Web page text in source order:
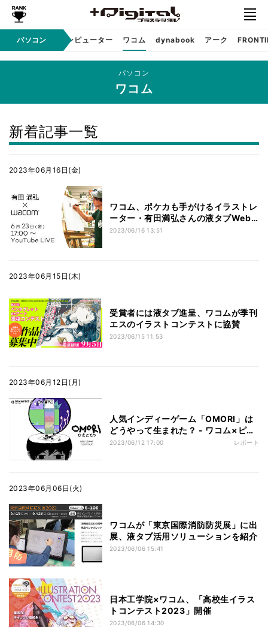
パソコン
ン工房 マウスコンピューター ワコム dynabook アーク
パソコン
ワコム
新着記事一覧
2023年06月16日(金)
ワコム、ポケカも手がけるイラストレ
ーター・有田満弘さんの液タブWeb
講座
2023/06/16 13:51
2023年06月15日(木)
受賞者には液タブ進呈、ワコムが季刊
エスのイラストコンテストに協賛
2023/06/15 11:53
2023年06月12日(月)
人気インディーゲーム「OMORI」は
どうやって生まれた？ - ワコム×ピク
シブの作画フェス「Drawfest4」
2023/06/12 17:00 レポート
2023年06月06日(火)
ワコムが「東京国際消防防災展」に出
展、液タブ活用ソリューションを紹介
2023/06/06 15:41
日本工学院×ワコム、「高校生イラス
トコンテスト2023」開催
2023/06/06 14:30